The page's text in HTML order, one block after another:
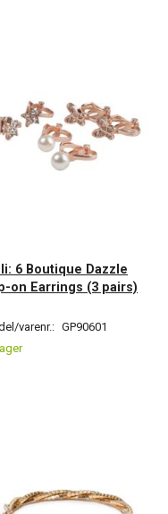
6 Boutique Dazzle
on Earrings (3 pairs)
varenr.: GP90601